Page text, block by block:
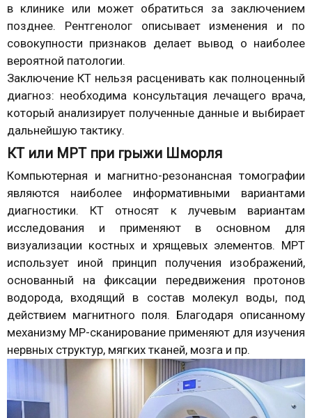
в клинике или может обратиться за заключением
позднее. Рентгенолог описывает изменения и по
совокупности признаков делает вывод о наиболее
вероятной патологии.
Заключение КТ нельзя расценивать как полноценный
диагноз: необходима консультация лечащего врача,
который анализирует полученные данные и выбирает
дальнейшую тактику.
КТ или МРТ при грыжи Шморля
Компьютерная и магнитно-резонансная томографии
являются наиболее информативными вариантами
диагностики. КТ относят к лучевым вариантам
исследования и применяют в основном для
визуализации костных и хрящевых элементов. МРТ
использует иной принцип получения изображений,
основанный на фиксации передвижения протонов
водорода, входящий в состав молекул воды, под
действием магнитного поля. Благодаря описанному
механизму МР-сканирование применяют для изучения
нервных структур, мягких тканей, мозга и пр.